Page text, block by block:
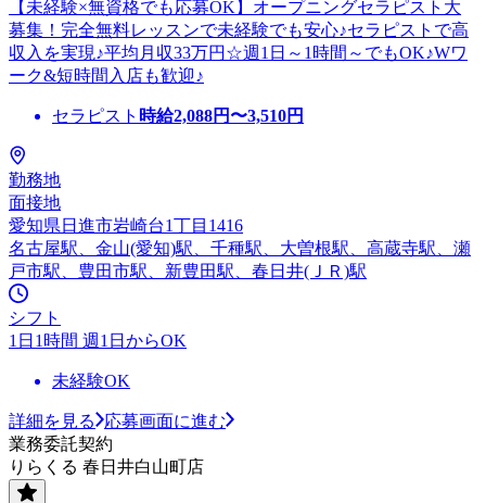
【未経験×無資格でも応募OK】オープニングセラピスト大
募集！完全無料レッスンで未経験でも安心♪セラピストで高
収入を実現♪平均月収33万円☆週1日～1時間～でもOK♪Wワ
ーク&短時間入店も歓迎♪
セラピスト 時給2,088円〜3,510円
勤務地
面接地
愛知県日進市岩崎台1丁目1416
名古屋駅、金山(愛知)駅、千種駅、大曽根駅、高蔵寺駅、瀬
戸市駅、豊田市駅、新豊田駅、春日井(ＪＲ)駅
シフト
1日1時間 週1日からOK
未経験OK
詳細を見る
応募画面に進む
業務委託契約
りらくる 春日井白山町店